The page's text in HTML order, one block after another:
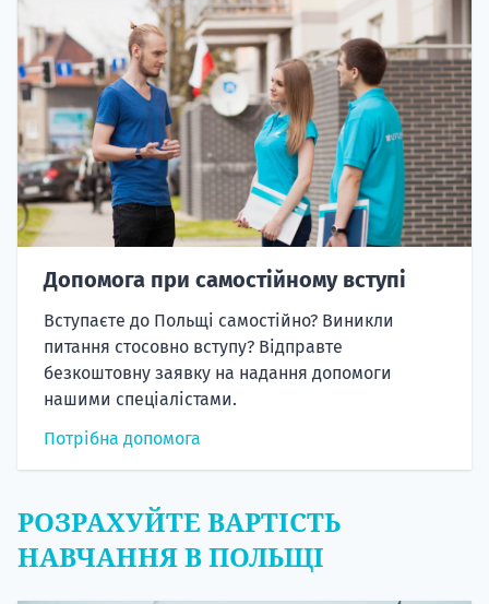
Допомога при самостійному вступі
Вступаєте до Польщі самостійно? Виникли
питання стосовно вступу? Відправте
безкоштовну заявку на надання допомоги
нашими спеціалістами.
Потрібна допомога
РОЗРАХУЙТЕ ВАРТІСТЬ
НАВЧАННЯ В ПОЛЬЩІ